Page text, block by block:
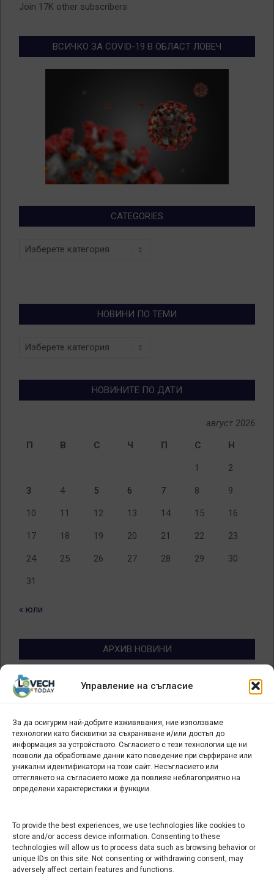
Управление на съгласие
За да осигурим най-добрите изживявания, ние използваме
технологии като бисквитки за съхраняване и/или достъп до
информация за устройството. Съгласието с тези технологии ще ни
позволи да обработваме данни като поведение при сърфиране или
уникални идентификатори на този сайт. Несъгласието или
оттеглянето на съгласието може да повлияе неблагоприятно на
определени характеристики и функции.
To provide the best experiences, we use technologies like cookies to
store and/or access device information. Consenting to these
technologies will allow us to process data such as browsing behavior or
unique IDs on this site. Not consenting or withdrawing consent, may
adversely affect certain features and functions.
Join 17K other subscribers
ВСИЧКО ЗА COVID-19 В ОБЛАСТ ЛОВЕЧ
CATEGORIES
Categories
НОВИНИ ПО ТЕМИ
Новини
НОВИНИТЕ ПО ДАТИ
август 2026
П
В С Ч П С Н
1 2
3 4 5 6 7 8 9
10 11 12 13 14 15 16
17 18 19 20 21 22 23
24 25 26 27 28 29 30
31
« юли
АРХИВ НОВИНИ
Архив
новини
БИЗНЕС
Арт галерия "Мостове" – магазин за изкуство
СЕВЕРОЗАПАДА ИНФОРМАЦИОНЕН БИЗНЕС
ТУРИСТИЧЕСКИ КЛЪСТЕР
ИНСТИТУЦИИ В ЛОВЕЧ
Административен съд Ловеч
Областна администрация Ловеч